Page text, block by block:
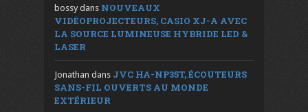
bossy dans NOUVEAUX
VIDÉOPROJECTEURS, CASIO XJ-A AVEC
LA SOURCE LUMINEUSE HYBRIDE LED &
LASER
Jonathan dans JVC HA-NP35T, ÉCOUTEURS
SANS-FIL OUVERTS AU MONDE
EXTÉRIEUR